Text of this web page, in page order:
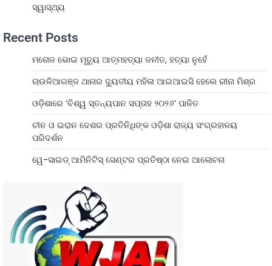
ସ୍ୱାସ୍ଥ୍ୟ
Recent Posts
ମନୋଜ ଭୋଇ ମୃତ୍ୟୁ ଆତ୍ମହତ୍ୟା ଜନୀତ, ହତ୍ୟା ନୁହେଁ
ଚାଉଳିଆଗଞ୍ଜ ଥାନାର ଦ୍ୟୁତୀୟ ମହିଳା ଆଇଆଇସି ହେଲେ ରୀନା ମିଶ୍ର
ଓଡ଼ିଶାରେ ‘ବିଶ୍ୱ ସ୍ତନ୍ୟପାନ ସପ୍ତାହ ୨୦୨୬’ ପାଳିତ
ଚୀନ ଓ ଇରାନ ଦେଶର ପ୍ରତିନିଧିଙ୍କ ଓଡ଼ିଶା ରାଜ୍ୟ ସଂଗ୍ରହାଳୟ
ପରିଦର୍ଶନ
ୱେ-ସାଇଡ୍‌ ଆମିନିଟିସ୍‌ ସେଣ୍ଟର ପ୍ରତିଷ୍ଠା ନେଇ ଆଲୋଚନା